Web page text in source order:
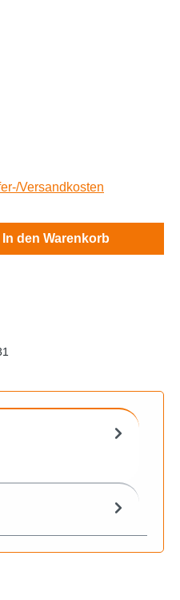
Versandkosten
gewünschten
In den Warenkorb